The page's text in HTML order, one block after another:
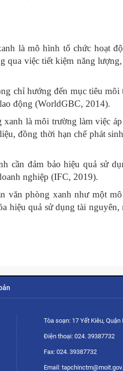
là mô hình tổ chức hoạt
qua việc tiết kiệm năng
chỉ hướng đến mục tiêu môi
động (WorldGBC, 2014).
là môi trường làm việc
đồng thời hạn chế phát
cần đảm bảo hiệu quả sử
nghiệp (IFC, 2019).
văn phòng xanh như một
hiệu quả sử dụng tài nguyên,
Tòa soạn: 17 Yết Kiêu,
Điện thoại: 024. 39387732
Fax: 024. 39387732
Email: